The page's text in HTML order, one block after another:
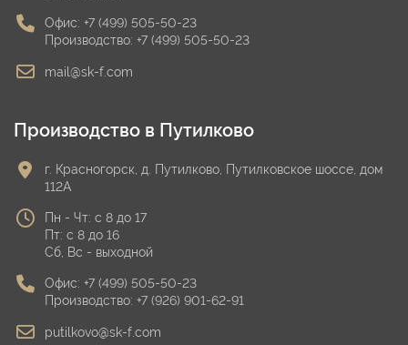
Офис: +7 (499) 505-50-23
Производство: +7 (499) 505-50-23
mail@sk-f.com
Производство в Путилково
г. Красногорск, д. Путилково, Путилковское шоссе, дом
112А
Пн - Чт: с 8 до 17
Пт: с 8 до 16
Сб, Вс - выходной
Офис: +7 (499) 505-50-23
Производство: +7 (926) 901-62-91
putilkovo@sk-f.com